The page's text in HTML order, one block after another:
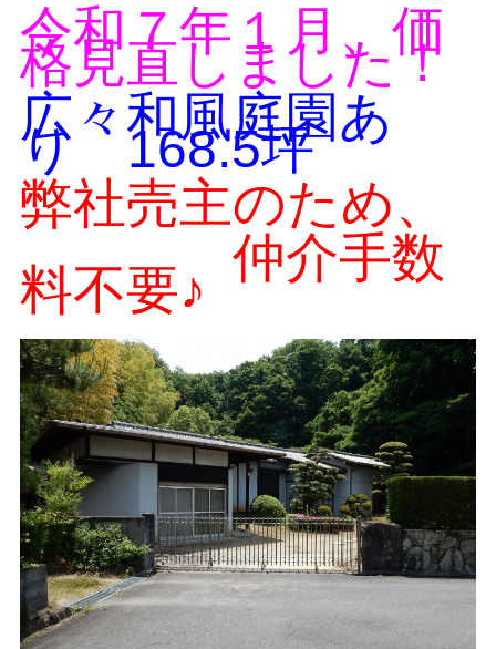
令和７年１月、価
格見直しました！
広々和風庭園あ
り 168.5坪
弊社売主のため、
仲介手数
料不要♪